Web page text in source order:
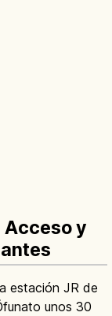
Acceso y
estación JR de
unos 30